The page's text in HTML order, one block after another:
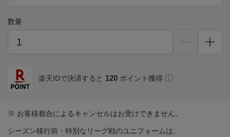
数量
楽天IDで決済すると 120 ポイント獲得
※ お客様都合によるキャンセルはお受けできません。
シーズン移行前・特別なリーグ戦のユニフォームは、